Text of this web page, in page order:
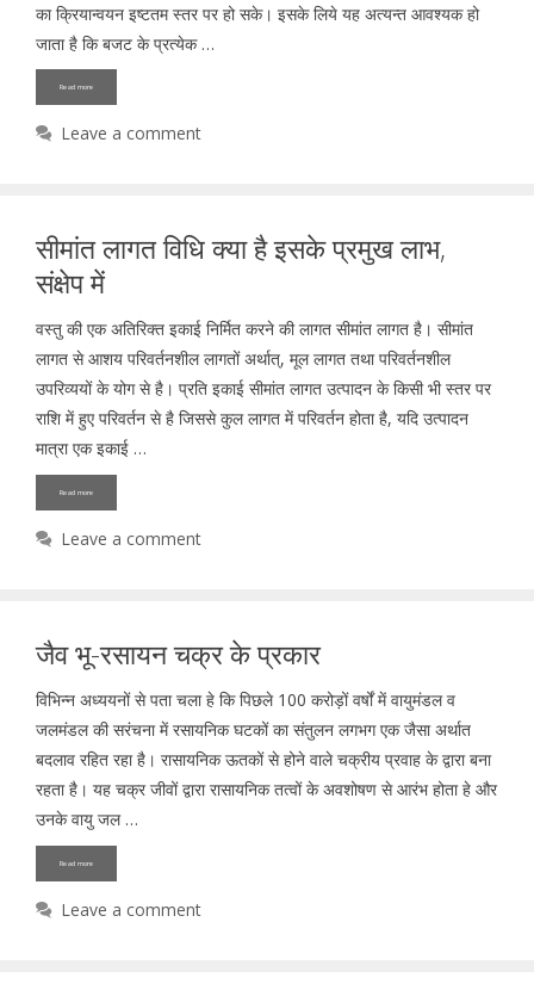
का क्रियान्वयन इष्टतम स्तर पर हो सके। इसके लिये यह अत्यन्त आवश्यक हो
जाता है कि बजट के प्रत्येक …
Read more
Leave a comment
सीमांत लागत विधि क्या है इसके प्रमुख लाभ,
संक्षेप में
वस्तु की एक अतिरिक्त इकाई निर्मित करने की लागत सीमांत लागत है। सीमांत
लागत से आशय परिवर्तनशील लागतों अर्थात्, मूल लागत तथा परिवर्तनशील
उपरिव्ययों के योग से है। प्रति इकाई सीमांत लागत उत्पादन के किसी भी स्तर पर
राशि में हुए परिवर्तन से है जिससे कुल लागत में परिवर्तन होता है, यदि उत्पादन
मात्रा एक इकाई …
Read more
Leave a comment
जैव भू-रसायन चक्र के प्रकार
विभिन्न अध्ययनों से पता चला हे कि पिछले 100 करोड़ों वर्षों में वायुमंडल व
जलमंडल की सरंचना में रसायनिक घटकों का संतुलन लगभग एक जैसा अर्थात
बदलाव रहित रहा है। रासायनिक ऊतकों से होने वाले चक्रीय प्रवाह के द्वारा बना
रहता है। यह चक्र जीवों द्वारा रासायनिक तत्वों के अवशोषण से आरंभ होता हे और
उनके वायु जल …
Read more
Leave a comment